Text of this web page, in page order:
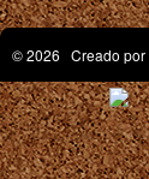
© 2026 Creado por